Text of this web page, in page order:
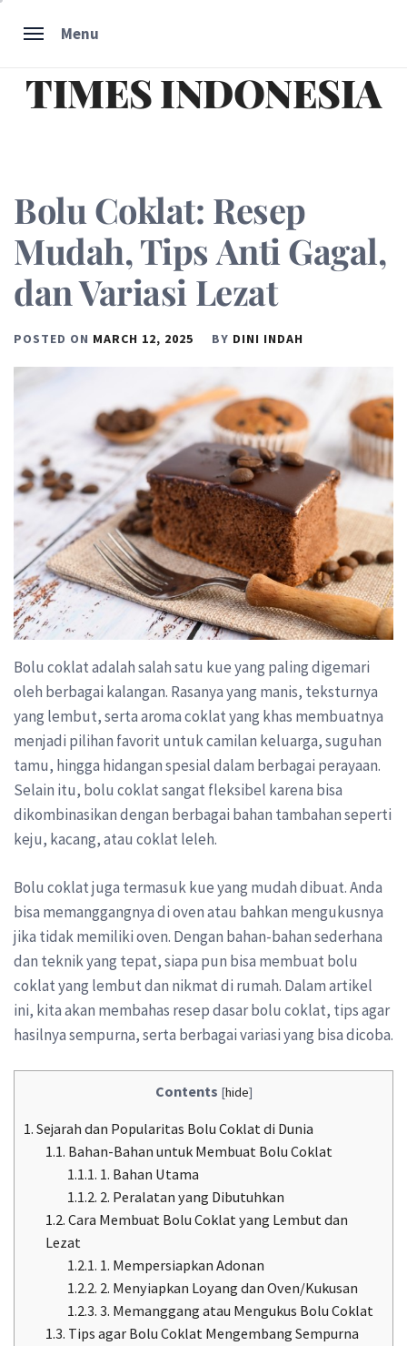
Menu
TIMES INDONESIA
Bolu Coklat: Resep
Mudah, Tips Anti Gagal,
dan Variasi Lezat
POSTED ON MARCH 12, 2025 BY DINI INDAH
Bolu coklat adalah salah satu kue yang paling digemari
oleh berbagai kalangan. Rasanya yang manis, teksturnya
yang lembut, serta aroma coklat yang khas membuatnya
menjadi pilihan favorit untuk camilan keluarga, suguhan
tamu, hingga hidangan spesial dalam berbagai perayaan.
Selain itu, bolu coklat sangat fleksibel karena bisa
dikombinasikan dengan berbagai bahan tambahan seperti
keju, kacang, atau coklat leleh.
Bolu coklat juga termasuk kue yang mudah dibuat. Anda
bisa memanggangnya di oven atau bahkan mengukusnya
jika tidak memiliki oven. Dengan bahan-bahan sederhana
dan teknik yang tepat, siapa pun bisa membuat bolu
coklat yang lembut dan nikmat di rumah. Dalam artikel
ini, kita akan membahas resep dasar bolu coklat, tips agar
hasilnya sempurna, serta berbagai variasi yang bisa dicoba.
Contents [hide]
1. Sejarah dan Popularitas Bolu Coklat di Dunia
1.1. Bahan-Bahan untuk Membuat Bolu Coklat
1.1.1. 1. Bahan Utama
1.1.2. 2. Peralatan yang Dibutuhkan
1.2. Cara Membuat Bolu Coklat yang Lembut dan
Lezat
1.2.1. 1. Mempersiapkan Adonan
1.2.2. 2. Menyiapkan Loyang dan Oven/Kukusan
1.2.3. 3. Memanggang atau Mengukus Bolu Coklat
1.3. Tips agar Bolu Coklat Mengembang Sempurna